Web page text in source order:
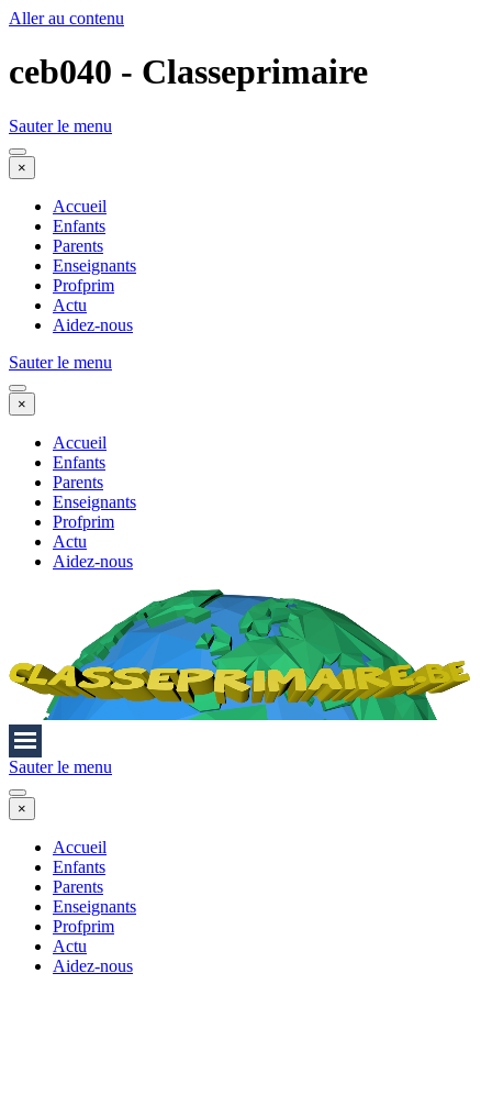
Aller au contenu
ceb040 - Classeprimaire
Sauter le menu
×
Accueil
Enfants
Parents
Enseignants
Profprim
Actu
Aidez-nous
Sauter le menu
×
Accueil
Enfants
Parents
Enseignants
Profprim
Actu
Aidez-nous
Sauter le menu
×
Accueil
Enfants
Parents
Enseignants
Profprim
Actu
Aidez-nous